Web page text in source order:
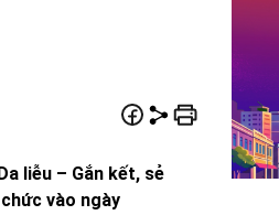
liễu – Gắn kết, sẻ
vào ngày